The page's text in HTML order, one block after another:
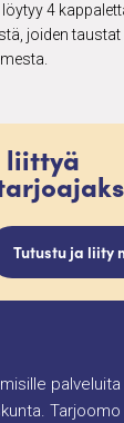
4
joiden
liittyä
Tutustu ja liity